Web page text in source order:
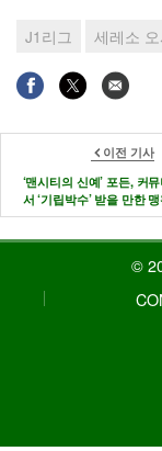
J1리그 세레소
이전 기사
‘맨시티의 신예’ 포든, 커
서 ‘기립박수’ 받을 만한
©